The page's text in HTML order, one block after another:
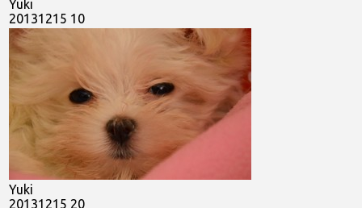
Yuki
20131215 10
Yuki
20131215 20